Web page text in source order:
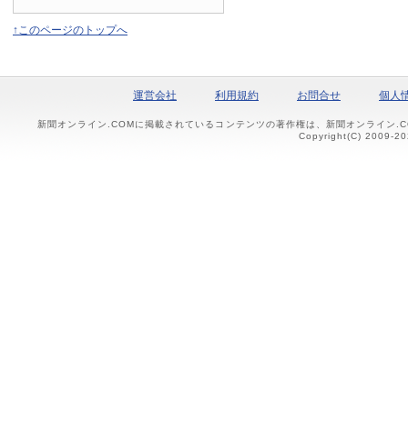
↑このページのトップへ
運営会社 利用規約 お問合せ 個人
新聞オンライン.COMに掲載されているコンテンツの著作権は、新聞オンライン
Copyright(C) 2009-